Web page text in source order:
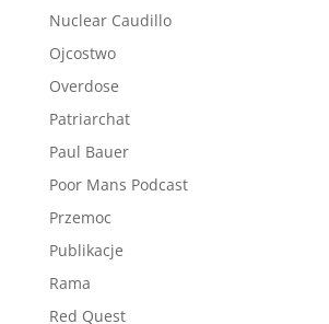
Nuclear Caudillo
Ojcostwo
Overdose
Patriarchat
Paul Bauer
Poor Mans Podcast
Przemoc
Publikacje
Rama
Red Quest